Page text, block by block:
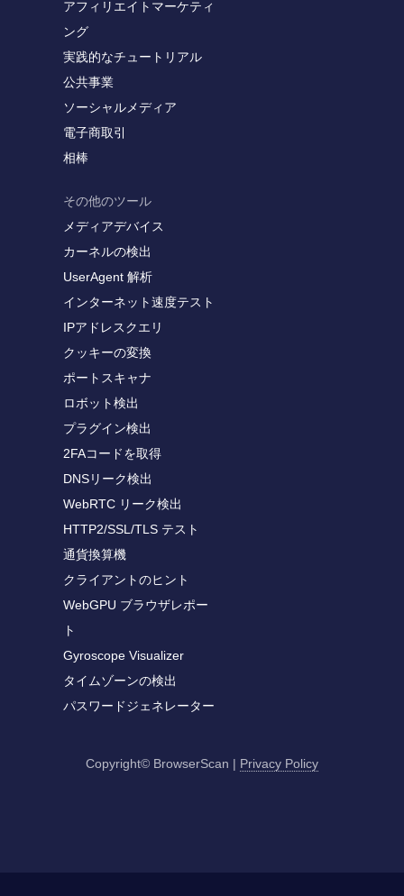
アフィリエイトマーケティ
ング
実践的なチュートリアル
公共事業
ソーシャルメディア
電子商取引
相棒
その他のツール
メディアデバイス
カーネルの検出
UserAgent 解析
インターネット速度テスト
IPアドレスクエリ
クッキーの変換
ポートスキャナ
ロボット検出
プラグイン検出
2FAコードを取得
DNSリーク検出
WebRTC リーク検出
HTTP2/SSL/TLS テスト
通貨換算機
クライアントのヒント
WebGPU ブラウザレポー
ト
Gyroscope Visualizer
タイムゾーンの検出
パスワードジェネレーター
Copyright© BrowserScan | Privacy Policy